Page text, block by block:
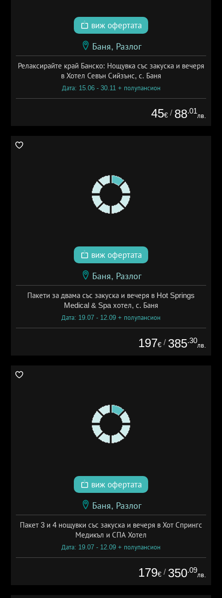
виж офертата
Баня, Разлог
Релаксирайте край Банско: Нощувка със закуска и вечеря
в Хотел Севън Сийзънс, с. Баня
Дата: 15.06 - 30.11 + полупансион
45€ / 88.01
лв.
виж офертата
Баня, Разлог
Пакети за двама със закуска и вечеря в Hot Springs
Medical & Spa хотел, с. Баня
Дата: 19.07 - 12.09 + полупансион
197€ / 385.30
лв.
виж офертата
Баня, Разлог
Пакет 3 и 4 нощувки със закуска и вечеря в Хот Спрингс
Медикъл и СПА Хотел
Дата: 19.07 - 12.09 + полупансион
179€ / 350.09
лв.